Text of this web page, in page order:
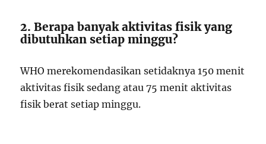
2. Berapa banyak aktivitas fisik yang
dibutuhkan setiap minggu?
WHO merekomendasikan setidaknya 150 menit
aktivitas fisik sedang atau 75 menit aktivitas
fisik berat setiap minggu.